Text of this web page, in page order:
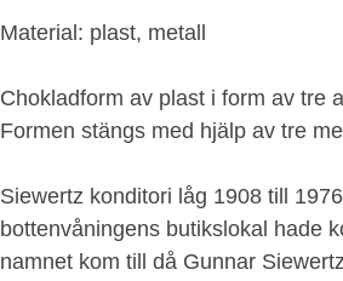
Material: plast, metall
Chokladform av plast i form av tre
Formen stängs med hjälp av tre
Siewertz konditori låg 1908 till
bottenvåningens butikslokal hade
namnet kom till då Gunnar